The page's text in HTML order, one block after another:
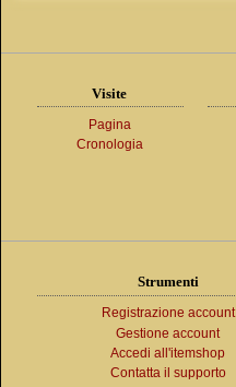
Visite
Pagina
Cronologia
Strumenti
Registrazione account
Gestione account
Accedi all'itemshop
Contatta il supporto